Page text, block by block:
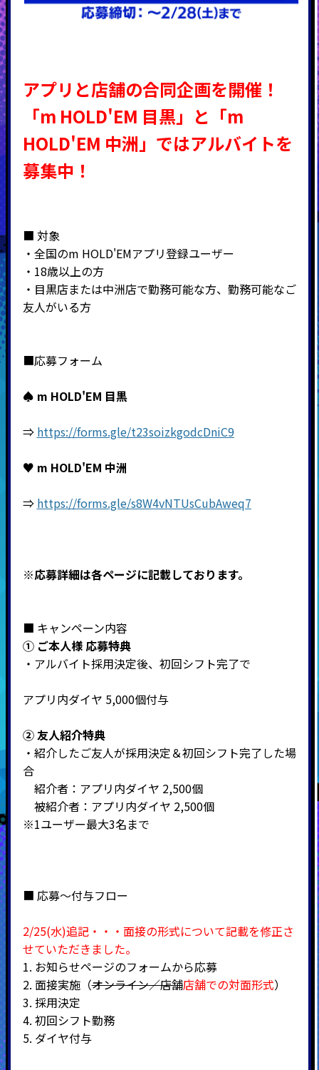
アプリと店舗の合同企画を開催！
「m HOLD'EM 目黒」と「m
HOLD'EM 中洲」ではアルバイトを
募集中！
■ 対象
・全国のm HOLD'EMアプリ登録ユーザー
・ 18歳以上の方
・目黒店または中洲店で勤務可能な方、勤務可能なご
友人がいる方
■応募フォーム
♠ m HOLD'EM 目黒
⇒ https://forms.gle/t23soizkgodcDniC9
♥ m HOLD'EM 中洲
⇒ https://forms.gle/s8W4vNTUsCubAweq7
※応募詳細は各ページに記載しております。
■ キャンペーン内容
① ご本人様 応募特典
・アルバイト採用決定後、初回シフト完了で
アプリ内ダイヤ 5,000個付与
② 友人紹介特典
・紹介したご友人が採用決定＆初回シフト完了した場
合
紹介者：アプリ内ダイヤ 2,500個
被紹介者：アプリ内ダイヤ 2,500個
※1ユーザー最大3名まで
■ 応募～付与フロー
2/25(水)追記・・・面接の形式について記載を修正さ
せていただきました。
1. お知らせページのフォームから応募
2. 面接実施（オンライン／店舗店舗での対面形式）
3. 採用決定
4. 初回シフト勤務
5. ダイヤ付与